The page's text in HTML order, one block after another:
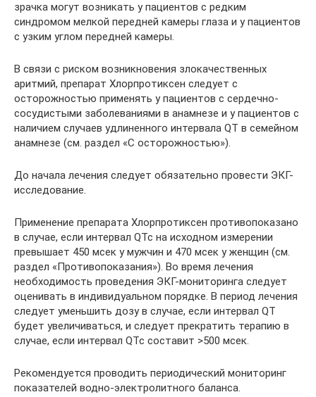
зрачка могут возникать у пациентов с редким
синдромом мелкой передней камеры глаза и у пациентов
с узким углом передней камеры.
В связи с риском возникновения злокачественных
аритмий, препарат Хлорпротиксен следует с
осторожностью применять у пациентов с сердечно-
сосудистыми заболеваниями в анамнезе и у пациентов с
наличием случаев удлиненного интервала QT в семейном
анамнезе (см. раздел «С осторожностью»).
До начала лечения следует обязательно провести ЭКГ-
исследование.
Применение препарата Хлорпротиксен противопоказано
в случае, если интервал QTc на исходном измерении
превышает 450 мсек у мужчин и 470 мсек у женщин (см.
раздел «Противопоказания»). Во время лечения
необходимость проведения ЭКГ-мониторинга следует
оценивать в индивидуальном порядке. В период лечения
следует уменьшить дозу в случае, если интервал QT
будет увеличиваться, и следует прекратить терапию в
случае, если интервал QTc составит >500 мсек.
Рекомендуется проводить периодический мониторинг
показателей водно-электролитного баланса.